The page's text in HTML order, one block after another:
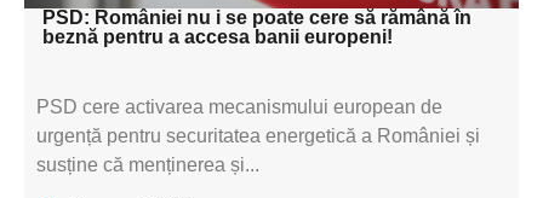
PSD: României nu i se poate cere să rămână în
beznă pentru a accesa banii europeni!
PSD cere activarea mecanismului european de
urgență pentru securitatea energetică a României și
susține că menținerea și...